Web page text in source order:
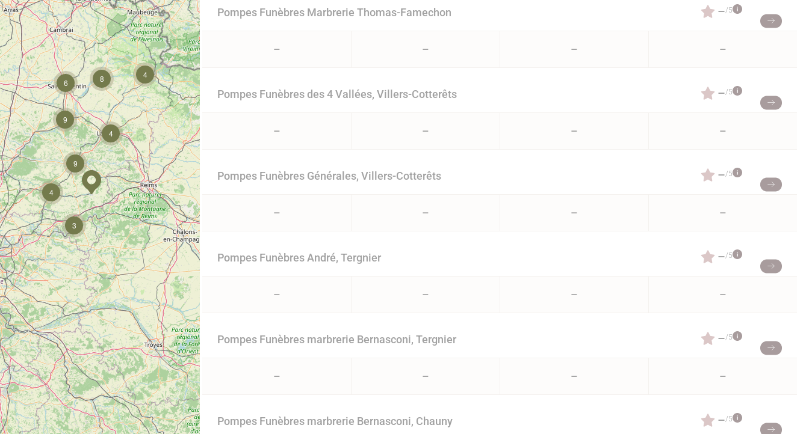
4
8 4
4
3
9
6
9
Pompes Funèbres Marbrerie Thomas-Famechon –/5
– – – –
Pompes Funèbres des 4 Vallées, Villers-Cotterêts –/5
– – – –
Pompes Funèbres Générales, Villers-Cotterêts –/5
– – – –
Pompes Funèbres André, Tergnier –/5
– – – –
Pompes Funèbres marbrerie Bernasconi, Tergnier –/5
– – – –
Pompes Funèbres marbrerie Bernasconi, Chauny –/5